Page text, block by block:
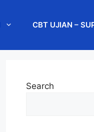
CBT UJIAN –
Search